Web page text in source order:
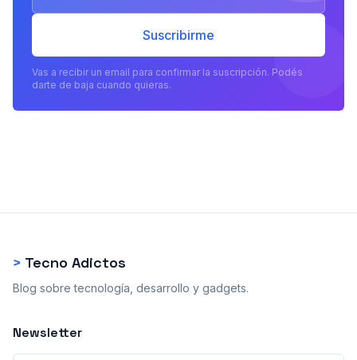
Suscribirme
Vas a recibir un email para confirmar la suscripción. Podés
darte de baja cuando quieras.
> Tecno Adictos
Blog sobre tecnología, desarrollo y gadgets.
Newsletter